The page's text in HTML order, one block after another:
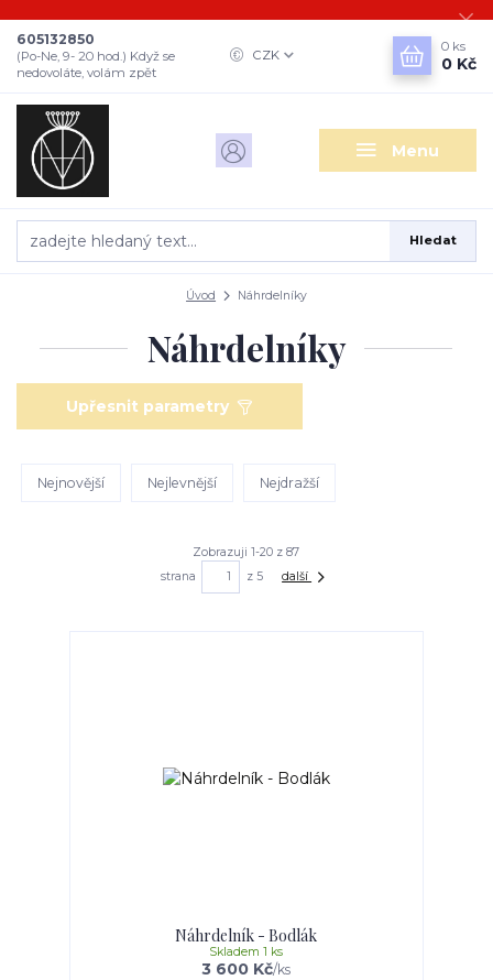
Menu
CZK
Hledat
605132850
(Po-Ne, 9- 20 hod.) Když se
nedovoláte, volám zpět
0 ks
0 Kč
Úvod Náhrdelníky
Náhrdelníky
Upřesnit parametry
Nejnovější Nejlevnější Nejdražší
Zobrazuji 1-20 z 87
strana
z 5 další
Náhrdelník - Bodlák
3 600 Kč/ks
Skladem 1 ks